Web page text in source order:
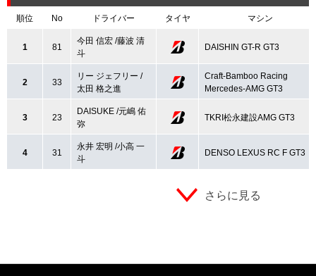
順位 No ドライバー タイヤ マシン
1 81
今田 信宏 /藤波 清
斗
DAISHIN GT-R GT3
2 33
リー ジェフリー /
太田 格之進
Craft-Bamboo Racing
Mercedes-AMG GT3
3 23
DAISUKE /元嶋 佑
弥
TKRI松永建設AMG GT3
4 31
永井 宏明 /小高 一
斗
DENSO LEXUS RC F GT3
さらに見る